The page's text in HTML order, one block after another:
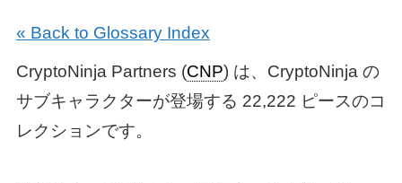
« Back to Glossary Index
CryptoNinja Partners (CNP) は、CryptoNinja の
サブキャラクターが登場する 22,222 ピースのコ
レクションです。